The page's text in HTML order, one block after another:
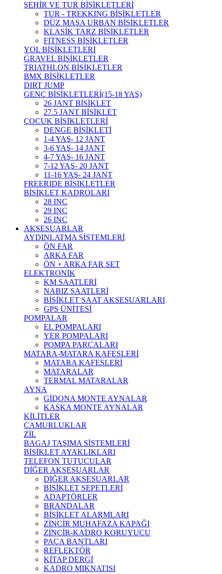
ŞEHİR VE TUR BİSİKLETLERİ
TUR - TREKKING BİSİKLETLER
DÜZ MAŞA URBAN BİSİKLETLER
KLASİK TARZ BİSİKLETLER
FITNESS BİSİKLETLER
YOL BİSİKLETLERİ
GRAVEL BİSİKLETLER
TRIATHLON BİSİKLETLER
BMX BİSİKLETLER
DIRT JUMP
GENÇ BİSİKLETLERİ(15-18 YAŞ)
26 JANT BİSİKLET
27.5 JANT BİSİKLET
ÇOCUK BİSİKLETLERİ
DENGE BİSİKLETİ
1-4 YAŞ- 12 JANT
3-6 YAŞ- 14 JANT
4-7 YAŞ- 16 JANT
7-12 YAŞ- 20 JANT
11-16 YAŞ- 24 JANT
FREERIDE BİSİKLETLER
BİSİKLET KADROLARI
28 INC
29 INC
26 INC
AKSESUARLAR
AYDINLATMA SİSTEMLERİ
ÖN FAR
ARKA FAR
ÖN + ARKA FAR SET
ELEKTRONİK
KM SAATLERİ
NABIZ SAATLERİ
BİSİKLET SAAT AKSESUARLARI
GPS ÜNİTESİ
POMPALAR
EL POMPALARI
YER POMPALARI
POMPA PARÇALARI
MATARA-MATARA KAFESLERİ
MATARA KAFESLERİ
MATARALAR
TERMAL MATARALAR
AYNA
GİDONA MONTE AYNALAR
KASKA MONTE AYNALAR
KİLİTLER
ÇAMURLUKLAR
ZİL
BAGAJ TAŞIMA SİSTEMLERİ
BİSİKLET AYAKLIKLARI
TELEFON TUTUCULAR
DİĞER AKSESUARLAR
DİĞER AKSESUARLAR
BİSİKLET SEPETLERİ
ADAPTÖRLER
BRANDALAR
BİSİKLET ALARMLARI
ZİNCİR MUHAFAZA KAPAĞI
ZİNCİR-KADRO KORUYUCU
PAÇA BANTLARI
REFLEKTÖR
KİTAP DERGİ
KADRO MIKNATISI